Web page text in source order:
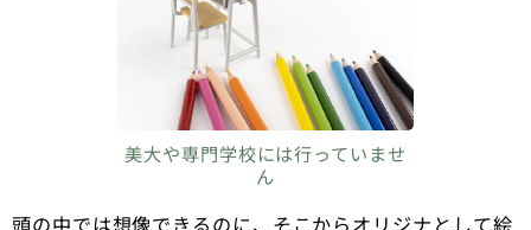
美大や専門学校には行っていませ
ん
頭の中では想像できるのに、そこからオリジナとして絵